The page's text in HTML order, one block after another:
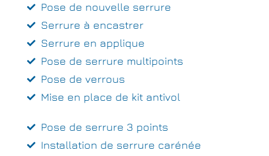
Pose de nouvelle serrure
Serrure à encastrer
Serrure en applique
Pose de serrure multipoints
Pose de verrous
Mise en place de kit antivol
Pose de serrure 3 points
Installation de serrure carénée